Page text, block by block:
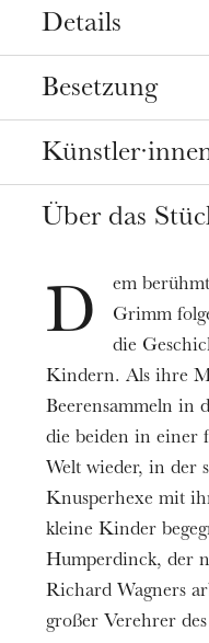
Details
Orte
Mulhouse
La Filature
09Dez. 2020
Preis
6 - 90 €
Spieldauer
1h45
Informationen
Vorführung ohne
Besetzung
Direction musicale
Marko Letonja
Mise en scène,
Lumières
Gilles Gentner
Chorégraphie
Pierre-Émile
Les Petits
Maîtrise de
Orchestre
Chef de chœur
Luciano Bibiloni
Hansel
Gretel
Elisabeth
Peter
Markus Marquardt
Gertrud
Irmgard Vilsmaier
Die Knusperhexe
Spencer Lang
Das
Helène Carpentier
Über das
D
em
Grimm
die
Kindern. Als ihre
Beerensammeln in
die beiden in einer
Welt wieder, in der
Knusperhexe mit
kleine Kinder
Humperdinck, der
Richard Wagners
großer Verehrer